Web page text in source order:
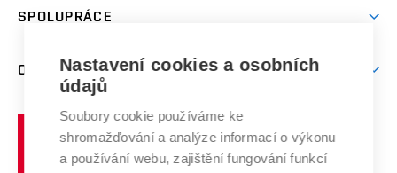
Celoživotní vzdělávání
E-přihláška
Harmonogram akademického roku
Závěrečné práce
Doktorské studium
Zpracování osobních údajů studentů
Sociální bezpečí
Studium bez bariér
Podpora podnikání
Mezinárodní vědecká rada
Systém zajišťování kvality výzkumu
Výzkumné infrastruktury
Transfer znalostí
SPOLUPRÁCE
Zahraniční spolupráce
Spolupráce se školami
Služby univerzity
O UNIVERZITĚ
Profil univerzity
Udržitelná univerzita
Podnikavá univerzita / ContriBUTe
učení
technické
Nastavení cookies a osobních
údajů
Soubory cookie používáme ke
shromažďování a analýze informací o výkonu
a používání webu, zajištění fungování funkcí